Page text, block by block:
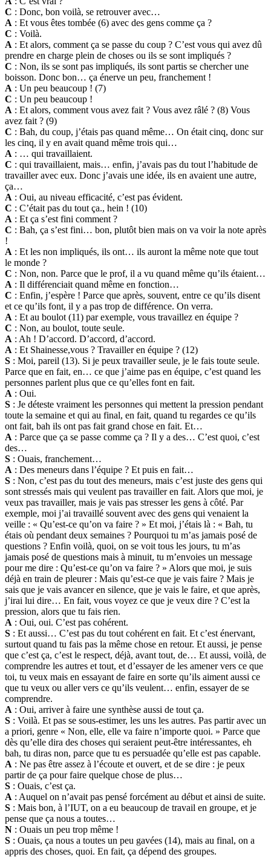
C : Donc, bon voilà, se retrouver avec…
A : Et vous êtes tombée (6) avec des gens comme ça ?
C : Voilà.
A : Et alors, comment ça se passe du coup ? C’est vous qui avez dû
prendre en charge plein de choses ou ils se sont impliqués ?
C : Non, ils se sont pas impliqués, ils sont partis se chercher une
boisson. Donc bon… ça énerve un peu, franchement !
A : Un peu beaucoup ! (7)
C : Un peu beaucoup !
A : Et alors, comment vous avez fait ? Vous avez râlé ? (8) Vous
avez fait ? (9)
C : Bah, du coup, j’étais pas quand même… On était cinq, donc sur
les cinq, il y en avait quand même trois qui…
A : … qui travaillaient.
C : qui travaillaient, mais… enfin, j’avais pas du tout l’habitude de
travailler avec eux. Donc j’avais une idée, ils en avaient une autre,
ça…
A : Oui, au niveau efficacité, c’est pas évident.
C : C’était pas du tout ça., hein ! (10)
A : Et ça s’est fini comment ?
C : Bah, ça s’est fini… bon, plutôt bien mais on va voir la note après
!
A : Et les non impliqués, ils ont… ils auront la même note que tout
le monde ?
C : Non, non. Parce que le prof, il a vu quand même qu’ils étaient…
A : Il différenciait quand même en fonction…
C : Enfin, j’espère ! Parce que après, souvent, entre ce qu’ils disent
et ce qu’ils font, il y a pas trop de différence. On verra.
A : Et au boulot (11) par exemple, vous travaillez en équipe ?
C : Non, au boulot, toute seule.
A : Ah ! D’accord. D’accord, d’accord.
A : Et Shainesse,vous ? Travailler en équipe ? (12)
S : Moi, pareil (13). Si je peux travailler seule, je le fais toute seule.
Parce que en fait, en… ce que j’aime pas en équipe, c’est quand les
personnes parlent plus que ce qu’elles font en fait.
A : Oui.
S : Je déteste vraiment les personnes qui mettent la pression pendant
toute la semaine et qui au final, en fait, quand tu regardes ce qu’ils
ont fait, bah ils ont pas fait grand chose en fait. Et…
A : Parce que ça se passe comme ça ? Il y a des… C’est quoi, c’est
des…
S : Ouais, franchement…
A : Des meneurs dans l’équipe ? Et puis en fait…
S : Non, c’est pas du tout des meneurs, mais c’est juste des gens qui
sont stressés mais qui veulent pas travailler en fait. Alors que moi, je
veux pas travailler, mais je vais pas stresser les gens à côté. Par
exemple, moi j’ai travaillé souvent avec des gens qui venaient la
veille : « Qu’est-ce qu’on va faire ? » Et moi, j’étais là : « Bah, tu
étais où pendant deux semaines ? Pourquoi tu m’as jamais posé de
questions ? Enfin voilà, quoi, on se voit tous les jours, tu m’as
jamais posé de questions mais à minuit, tu m’envoies un message
pour me dire : Qu’est-ce qu’on va faire ? » Alors que moi, je suis
déjà en train de pleurer : Mais qu’est-ce que je vais faire ? Mais je
sais que je vais avancer en silence, que je vais le faire, et que après,
j’irai lui dire… En fait, vous voyez ce que je veux dire ? C’est la
pression, alors que tu fais rien.
A : Oui, oui. C’est pas cohérent.
S : Et aussi… C’est pas du tout cohérent en fait. Et c’est énervant,
surtout quand tu fais pas la même chose en retour. Et aussi, je pense
que c’est ça, c’est le respect, déjà, avant tout, de… Et aussi, voilà, de
comprendre les autres et tout, et d’essayer de les amener vers ce que
toi, tu veux mais en essayant de faire en sorte qu’ils aiment aussi ce
que tu veux ou aller vers ce qu’ils veulent… enfin, essayer de se
comprendre.
A : Oui, arriver à faire une synthèse aussi de tout ça.
S : Voilà. Et pas se sous-estimer, les uns les autres. Pas partir avec un
a priori, genre « Non, elle, elle va faire n’importe quoi. » Parce que
dès qu’elle dira des choses qui seraient peut-être intéressantes, eh
bah, tu diras non, parce que tu es persuadée qu’elle est pas capable.
A : Ne pas être assez à l’écoute et ouvert, et de se dire : je peux
partir de ça pour faire quelque chose de plus…
S : Ouais, c’est ça.
A : Auquel on n’avait pas pensé forcément au début et ainsi de suite.
S : Mais bon, à l’IUT, on a eu beaucoup de travail en groupe, et je
pense que ça nous a toutes…
N : Ouais un peu trop même !
S : Ouais, ça nous a toutes un peu gavées (14), mais au final, on a
appris des choses, quoi. En fait, ça dépend des groupes.